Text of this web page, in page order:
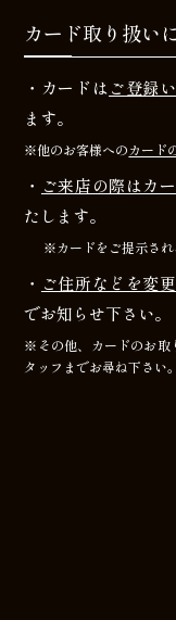
カード取り扱い
・カードは ご登録
ます。
※他のお客様へのカード
・ ご来店の際はカ
たします。
※カードをご提示され
・ ご住所などを変
でお知らせ下さい。
※その他、カードのお取
タッフまでお尋ね下さい。